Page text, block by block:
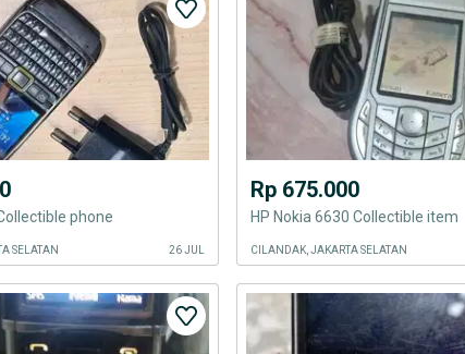
phone
SELATAN 26 JUL
Rp 675.000
HP Nokia 6630 Collectible item
CILANDAK, JAKARTA SELATAN